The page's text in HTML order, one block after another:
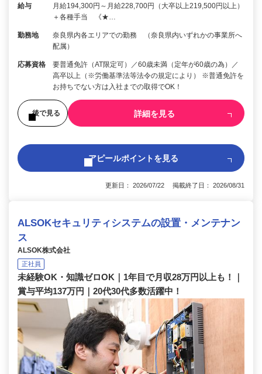
給与
月給194,300円～月給228,700円（大卒以上219,500円以上）
＋各種手当 《★…
勤務地
奈良県内各エリアでの勤務 （奈良県内いずれかの事業所へ
配属）
応募資格
要普通免許（AT限定可）／60歳未満（定年が60歳の為）／
高卒以上（※労働基準法等法令の規定により） ※普通免許を
お持ちでない方は入社までの取得でOK！
後で見る 詳細を見る
アピールポイントを見る
更新日： 2026/07/22 掲載終了日： 2026/08/31
ALSOKセキュリティシステムの設置・メンテナン
ス
ALSOK株式会社
正社員
未経験OK・知識ゼロOK｜1年目で月収28万円以上も！｜
賞与平均137万円｜20代30代多数活躍中！